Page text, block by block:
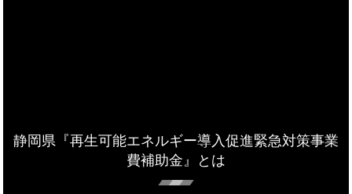
静岡県『再生可能エネルギー導入促進緊急対策事業
費補助金』とは